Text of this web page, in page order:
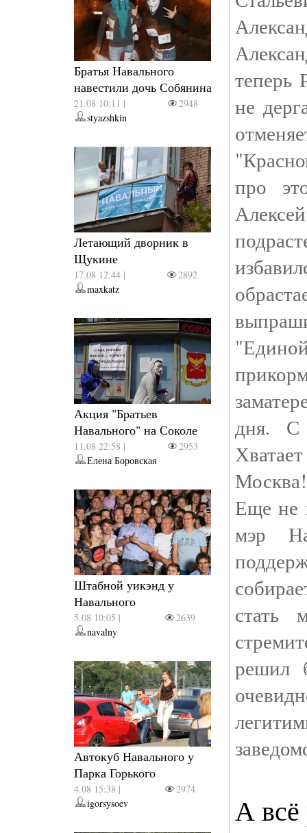
Братья Навального
навестили дочь Собянина
21.08 10:11 |
2948
styazshkin
Летающий дворник в
Щукине
17.08 12:44 |
2892
maxkatz
Акция "Братьев
Навального" на Соколе
11.08 22:58 |
2953
Елена Боровская
Штабной уикэнд у
Навального
5.08 10:05 |
2639
navalny
Автокуб Навального у
Парка Горького
4.08 15:38 |
2974
igorsysoev
теперь
не
про
дня. С
Еще не
мэр
стать
решил
А всё